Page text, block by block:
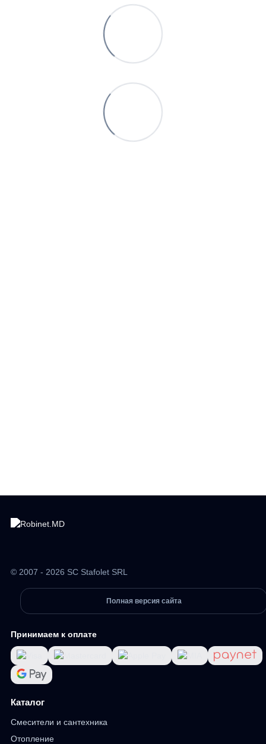
© 2007 - 2026 SC Stafolet SRL
Полная версия сайта
Принимаем к оплате
Каталог
Смесители и сантехника
Отопление